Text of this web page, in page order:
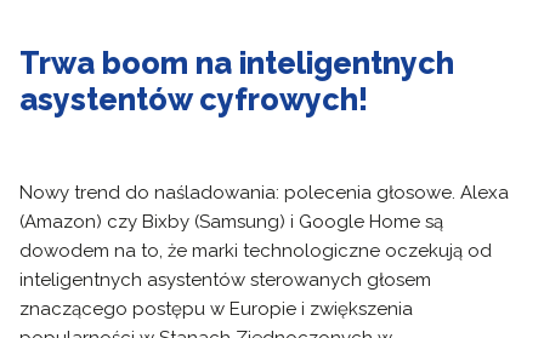
Trwa boom na inteligentnych
asystentów cyfrowych!
Nowy trend do naśladowania: polecenia głosowe. Alexa
(Amazon) czy Bixby (Samsung) i Google Home są
dowodem na to, że marki technologiczne oczekują od
inteligentnych asystentów sterowanych głosem
znaczącego postępu w Europie i zwiększenia